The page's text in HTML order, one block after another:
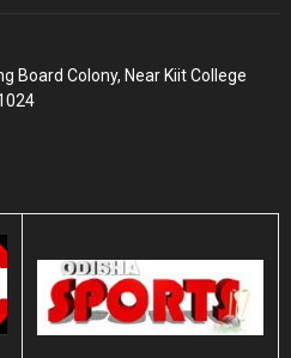
Board Colony, Near Kiit College